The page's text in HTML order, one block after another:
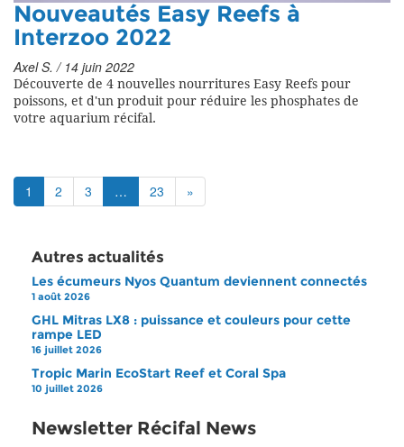
Nouveautés Easy Reefs à
Interzoo 2022
Axel S. / 14 juin 2022
Découverte de 4 nouvelles nourritures Easy Reefs pour
poissons, et d'un produit pour réduire les phosphates de
votre aquarium récifal.
1 2 3 … 23 »
Autres actualités
Les écumeurs Nyos Quantum deviennent connectés
1 août 2026
GHL Mitras LX8 : puissance et couleurs pour cette
rampe LED
16 juillet 2026
Tropic Marin EcoStart Reef et Coral Spa
10 juillet 2026
Newsletter Récifal News